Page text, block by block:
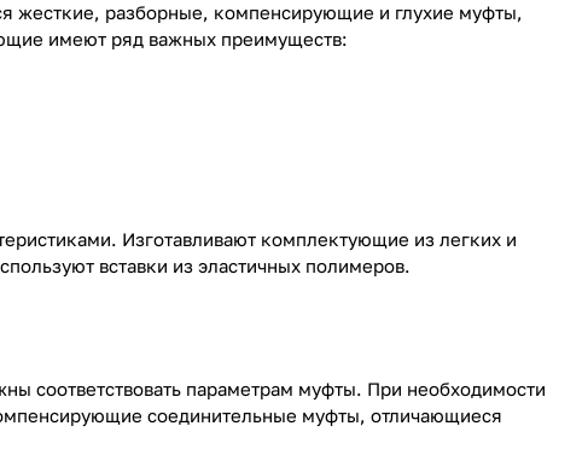
жесткие, разборные, компенсирующие и глухие муфты,
имеют ряд важных преимуществ:
Изготавливают комплектующие из легких и
вставки из эластичных полимеров.
соответствовать параметрам муфты. При необходимости
соединительные муфты, отличающиеся